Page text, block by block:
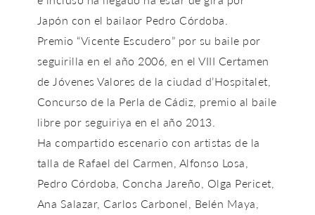
Japón con el bailaor Pedro Córdoba.
Premio “Vicente Escudero” por su baile por
seguirilla en el año 2006, en el VIII Certamen
de Jóvenes Valores de la ciudad d’Hospitalet,
Concurso de la Perla de Cádiz, premio al baile
libre por seguiriya en el año 2013.
Ha compartido escenario con artistas de la
talla de Rafael del Carmen, Alfonso Losa,
Pedro Córdoba, Concha Jareño, Olga Pericet,
Ana Salazar, Carlos Carbonel, Belén Maya,